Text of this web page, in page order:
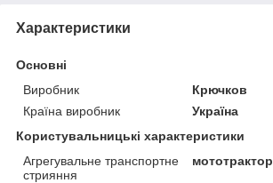
Характеристики
Основні
Виробник
Крючков
Країна виробник
Україна
Користувальницькі характеристики
Агрегувальне транспортне
стрияння
мототрактор